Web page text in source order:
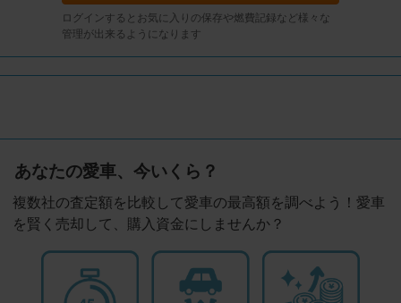
ログインするとお気に入りの保存や燃費記録など様々な
管理が出来るようになります
あなたの愛車、今いくら？
複数社の査定額を比較して愛車の最高額を調べよう！愛車
を賢く売却して、購入資金にしませんか？